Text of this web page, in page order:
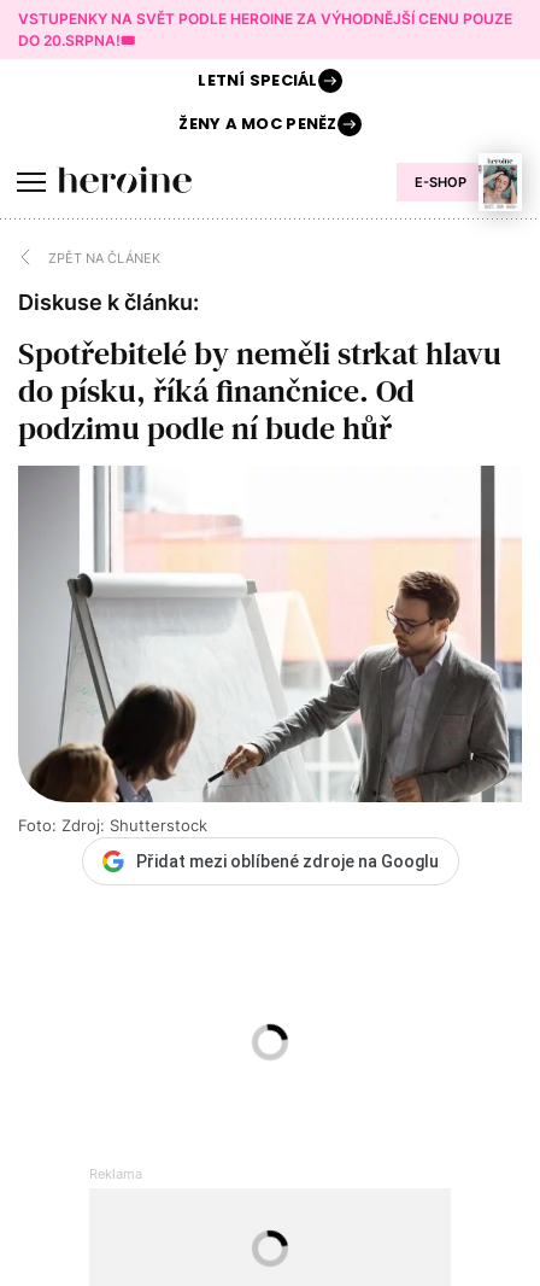
VSTUPENKY NA SVĚT PODLE HEROINE ZA VÝHODNĚJŠÍ CENU POUZE
DO 20.SRPNA!🎟️
E-SHOP
LETNÍ SPECIÁL
ŽENY AMOC PENĚZ
ZPĚT NA ČLÁNEK
Diskuse k článku:
Spotřebitelé by neměli strkat hlavu
do písku, říká finančnice. Od
podzimu podle ní bude hůř
Foto: Zdroj: Shutterstock
Přidat mezi oblíbené zdroje na Googlu